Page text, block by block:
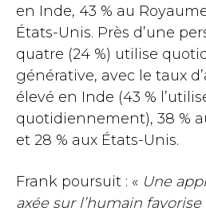
en Inde, 43 % au
États-Unis. Près d’une
quatre (24 %) utilise
générative, avec le taux
élevé en Inde (43 %
quotidiennement), 38 %
et 28 % aux États-Unis.
Frank poursuit : « Une
axée sur l’humain favorise